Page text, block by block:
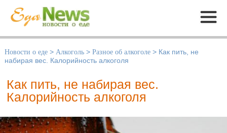
Меню
Новости о еде > Алкоголь > Разное об алкоголе > Как пить, не
набирая вес. Калорийность алкоголя
Как пить, не набирая вес.
Калорийность алкоголя